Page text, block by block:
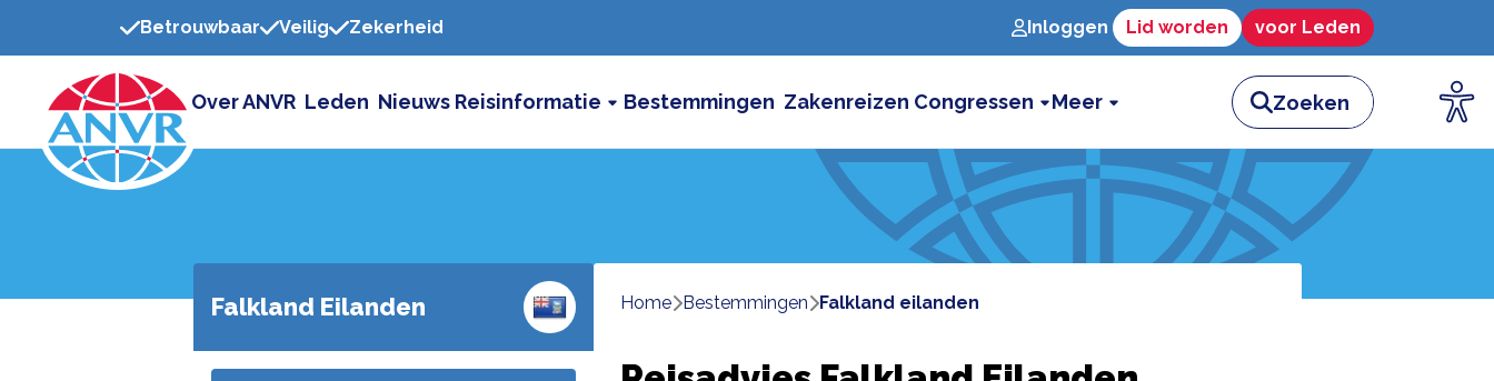
Betrouwbaar Veilig Zekerheid Inloggen Lid worden voor Leden
Over ANVR Leden Nieuws Reisinformatie Bestemmingen Zakenreizen Congressen Meer
Falkland Eilanden Home bestemmingen falkland eilanden